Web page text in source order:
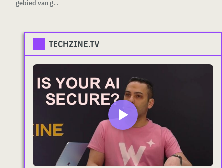
gebied van g...
TECHZINE.TV